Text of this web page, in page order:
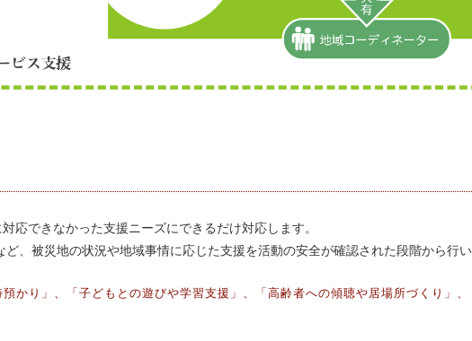
応できなかった支援ニーズにできるだけ対応します。
、被災地の状況や地域事情に応じた支援を活動の安全が確認された段階から行い
かり」、「子どもとの遊びや学習支援」、「高齢者への傾聴や居場所づくり」